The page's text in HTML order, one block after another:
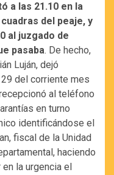
a las 21.10 en la
cuadras del peaje, y
al juzgado de
pasaba. De hecho,
Luján, dejó
del corriente mes
al teléfono
en turno
identificándose el
fiscal de la Unidad
haciendo
la urgencia el